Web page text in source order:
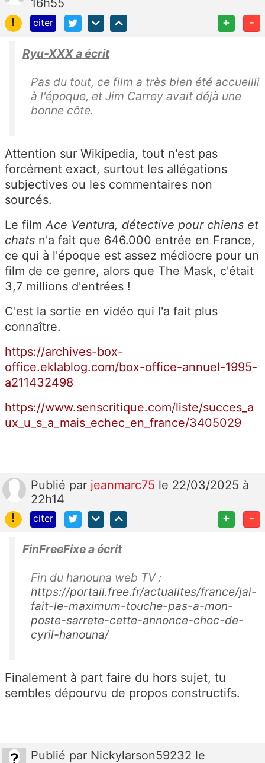
!
citer + -
Ryu-XXX a écrit
Pas du tout, ce film a très bien été accueilli
à l'époque, et Jim Carrey avait déjà une
bonne côte.
Attention sur Wikipedia, tout n'est pas
forcément exact, surtout les allégations
subjectives ou les commentaires non
sourcés.
Le film Ace Ventura, détective pour chiens et
chats n'a fait que 646.000 entrée en France,
ce qui à l'époque est assez médiocre pour un
film de ce genre, alors que The Mask, c'était
3,7 millions d'entrées !
C'est la sortie en vidéo qui l'a fait plus
connaître.
https://archives-box-
office.eklablog.com/box-office-annuel-1995-
a211432498
https://www.senscritique.com/liste/succes_a
ux_u_s_a_mais_echec_en_france/3405029
Publié par jeanmarc75 le 22/03/2025 à
22h14
!
citer + -
FinFreeFixe a écrit
Fin du hanouna web TV :
https://portail.free.fr/actualites/france/jai-
fait-le-maximum-touche-pas-a-mon-
poste-sarrete-cette-annonce-choc-de-
cyril-hanouna/
Finalement à part faire du hors sujet, tu
sembles dépourvu de propos constructifs.
Publié par Nickylarson59232 le